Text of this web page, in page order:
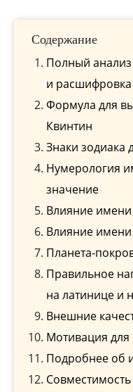
Содержание
Полный
и
Формула для
Квинтин
Знаки зодиака
Нумерология
значение
Влияние
Влияние
Планета-
Правильное
на латинице и
Внешние
Мотивация
Подробнее об